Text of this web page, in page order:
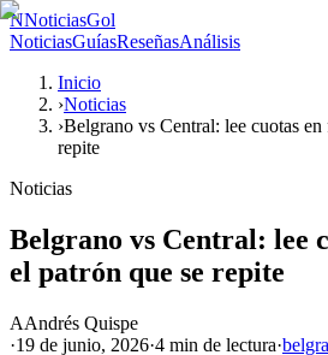
NNoticiasGol
NoticiasGuíasReseñasAnálisis
Inicio
›Noticias
›Belgrano vs Central: lee cuotas
repite
Noticias
Belgrano vs Central: lee
el patrón que se repite
AAndrés Quispe
·19 de junio, 2026·4 min de lectura·